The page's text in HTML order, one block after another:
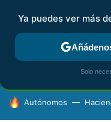
FISCALIDAD Y
HOY SE HABLA DE
Autónomos
Ya puedes ver más
Solo